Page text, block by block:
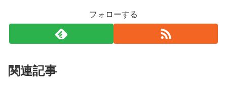
フォローする
関連記事